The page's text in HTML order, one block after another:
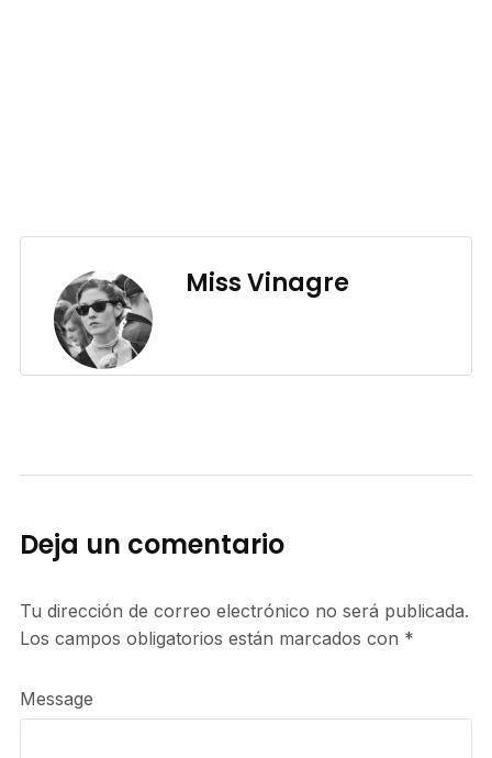
Miss Vinagre
Deja un comentario
Tu dirección de correo electrónico no será publicada.
Los campos obligatorios están marcados con *
Message